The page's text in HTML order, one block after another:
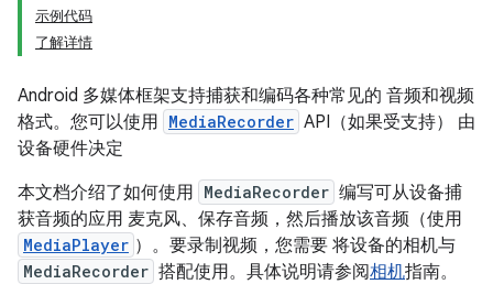
示例代码
了解详情
Android 多媒体框架支持捕获和编码各种常见的 音频和视频
格式。您可以使用 MediaRecorder API（如果受支持） 由
设备硬件决定
本文档介绍了如何使用 MediaRecorder 编写可从设备捕
获音频的应用 麦克风、保存音频，然后播放该音频（使用
MediaPlayer ）。要录制视频，您需要 将设备的相机与
MediaRecorder 搭配使用。具体说明请参阅相机指南。